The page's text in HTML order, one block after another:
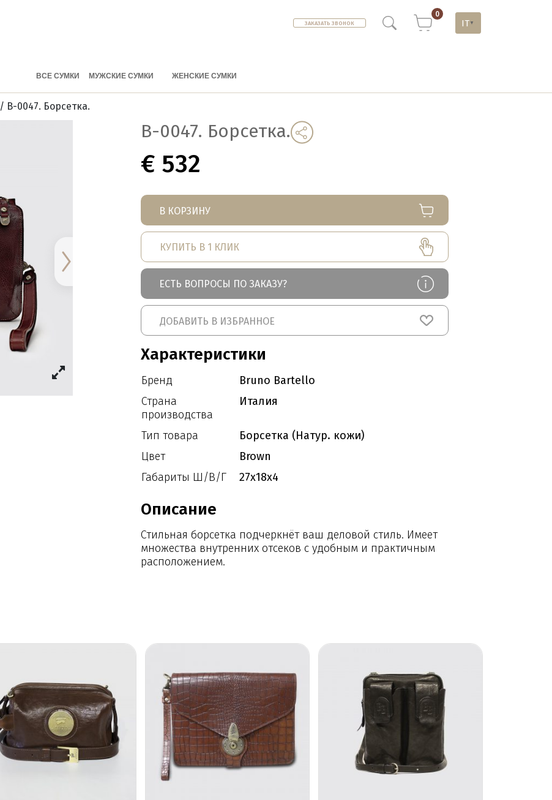
ЗАКАЗАТЬ ЗВОНОК
0
IT ▼
ВСЕ СУМКИ
МУЖСКИЕ СУМКИ ЖЕНСКИЕ СУМКИ
/ B-0047. Борсетка.
B-0047. Борсетка.
€ 532
В КОРЗИНУ
КУПИТЬ В 1 КЛИК
ЕСТЬ ВОПРОСЫ ПО ЗАКАЗУ?
ДОБАВИТЬ В ИЗБРАННОЕ
Характеристики
Бренд
Bruno Bartello
Страна
производства
Италия
Тип товара
Борсетка (Натур. кожи)
Цвет
Brown
Габариты Ш/В/Г
27x18x4
Описание
Стильная борсетка подчеркнёт ваш деловой стиль. Имеет
множества внутренних отсеков с удобным и практичным
расположением.